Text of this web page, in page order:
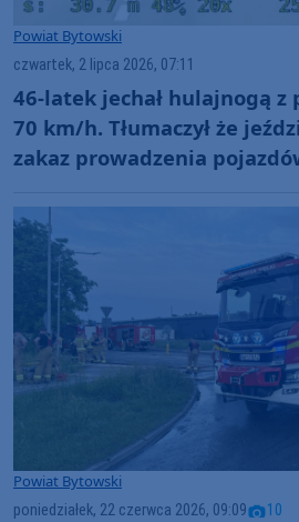
Powiat Bytowski
czwartek, 2 lipca 2026, 07:11
46-latek jechał hulajnogą z
70 km/h. Tłumaczył że
zakaz prowadzenia
Powiat Bytowski
poniedziałek, 22 czerwca 2026, 09:09 10